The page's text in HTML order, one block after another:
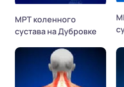
МРТ коленного
сустава на Дубровке